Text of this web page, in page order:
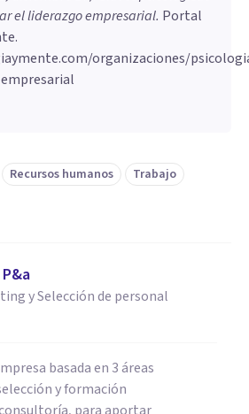
el liderazgo empresarial. Portal
organizaciones/
Recursos humanos
Trabajo
y Selección de personal
basada en 3 áreas
y formación